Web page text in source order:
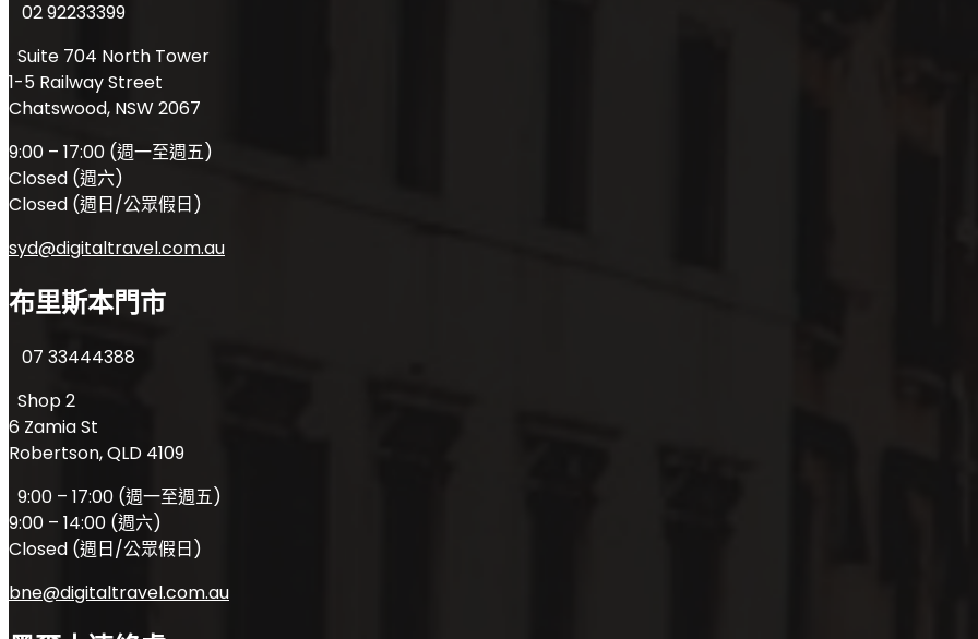
02 92233399
Suite 704 North Tower
1-5 Railway Street
Chatswood, NSW 2067
9:00 – 17:00 (週一至週五)
Closed (週六)
Closed (週日/公眾假日)
syd@digitaltravel.com.au
布里斯本門市
07 33444388
Shop 2
6 Zamia St
Robertson, QLD 4109
9:00 – 17:00 (週一至週五)
9:00 – 14:00 (週六)
Closed (週日/公眾假日)
bne@digitaltravel.com.au